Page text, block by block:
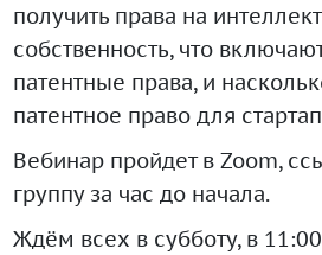
получить права на
собственность, что
патентные права, и
патентное право для
Вебинар пройдет в Zoom,
группу за час до начала.
Ждём всех в субботу, в